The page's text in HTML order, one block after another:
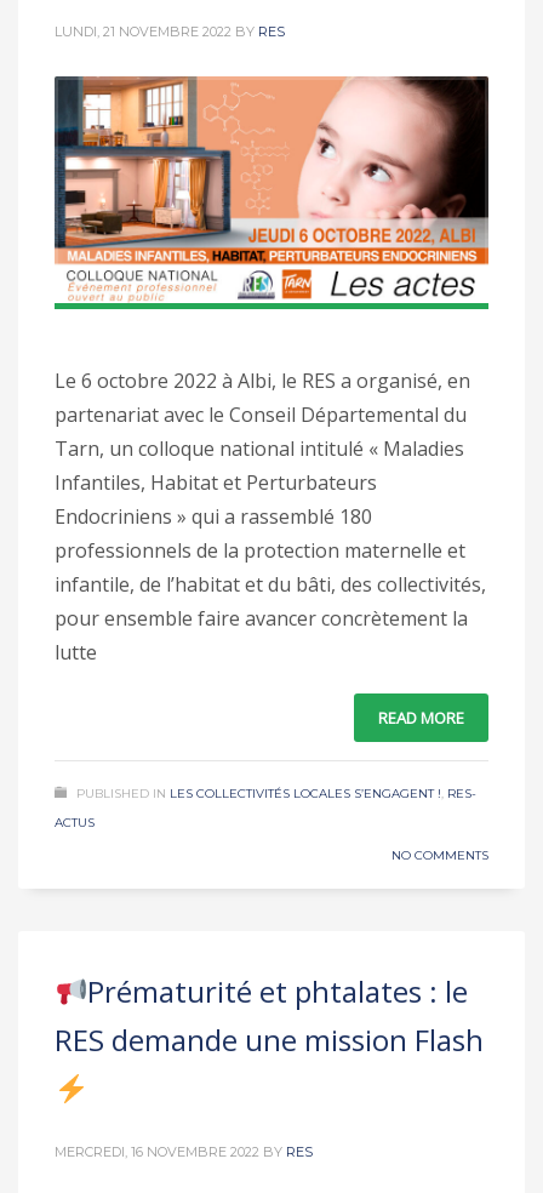
LUNDI, 21 NOVEMBRE 2022 BY RES
Le 6 octobre 2022 à Albi, le RES a organisé, en
partenariat avec le Conseil Départemental du
Tarn, un colloque national intitulé « Maladies
Infantiles, Habitat et Perturbateurs
Endocriniens » qui a rassemblé 180
professionnels de la protection maternelle et
infantile, de l’habitat et du bâti, des collectivités,
pour ensemble faire avancer concrètement la
lutte
READ MORE
PUBLISHED IN LES COLLECTIVITÉS LOCALES S’ENGAGENT !, RES-
ACTUS
NO COMMENTS
Prématurité et phtalates : le
RES demande une mission Flash
MERCREDI, 16 NOVEMBRE 2022 BY RES